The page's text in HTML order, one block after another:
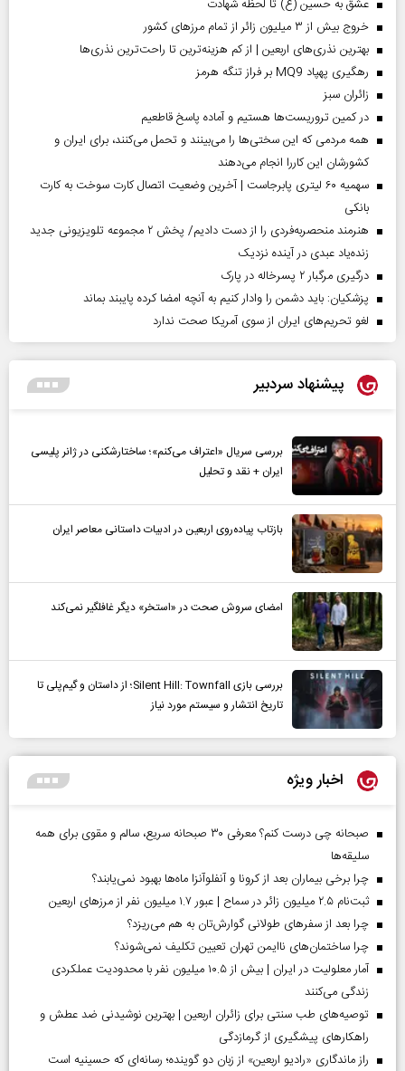
عشق به حسین (ع) تا لحظه شهادت
خروج بیش از ۳ میلیون زائر از تمام مرز‌های کشور
بهترین نذری‌های اربعین | از کم هزینه‌ترین تا راحت‌ترین نذری‌ها
رهگیری پهپاد MQ9 بر فراز تنگه هرمز
‌زائران سبز
در کمین تروریست‌ها هستیم و آماده پاسخ قاطعیم
همه مردمی که این سختی‌ها را می‌بینند و تحمل می‌کنند، برای ایران و
کشورشان این کاررا انجام می‌دهند
سهمیه ۶۰ لیتری پابرجاست | آخرین وضعیت اتصال کارت سوخت به کارت
بانکی
هنرمند منحصر‌به‌فردی را از دست دادیم/ پخش ۲ مجموعه تلویزیونی جدید
زنده‌یاد عبدی در آینده نزدیک
درگیری مرگبار ۲ پسرخاله در پارک
پزشکیان: باید دشمن را وادار کنیم به آنچه امضا کرده پایبند بماند
لغو تحریم‌های ایران از سوی آمریکا صحت ندارد
پیشنهاد سردبیر
بررسی سریال «اعتراف می‌کنم»؛ ساختارشکنی در ژانر پلیسی
ایران + نقد و تحلیل
بازتاب پیاده‌روی اربعین در ادبیات داستانی معاصر ایران
امضای سروش صحت در «استخر» دیگر غافلگیر نمی‌کند
بررسی بازی Silent Hill: Townfall؛ از داستان و گیم‌پلی تا
تاریخ انتشار و سیستم مورد نیاز
اخبار ویژه
صبحانه چی درست کنم؟ معرفی ۳۰ صبحانه سریع، سالم و مقوی برای همه
سلیقه‌ها
چرا برخی بیماران بعد از کرونا و آنفلوآنزا ماه‌ها بهبود نمی‌یابند؟
ثبت‌نام ۲.۵ میلیون زائر در سماح | عبور ۱.۷ میلیون نفر از مرز‌های اربعین
چرا بعد از سفرهای طولانی گوارش‌تان به هم می‌ریزد؟
چرا ساختمان‌های ناایمن تهران تعیین تکلیف نمی‌شوند؟
آمار معلولیت در ایران | بیش از ۱۰.۵ میلیون نفر با محدودیت عملکردی
زندگی می‌کنند
توصیه‌های طب سنتی برای زائران اربعین | بهترین نوشیدنی ضد عطش و
راهکارهای پیشگیری از گرمازدگی
راز ماندگاری «رادیو اربعین» از زبان دو گوینده؛ رسانه‌ای که حسینیه است